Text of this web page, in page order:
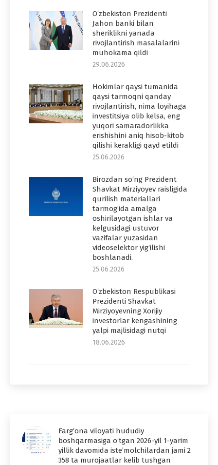
Oʻzbekiston Prezidenti
Jahon banki bilan
sheriklikni yanada
rivojlantirish masalalarini
muhokama qildi
29.06.2026
Hokimlar qaysi tumanida
qaysi tarmoqni qanday
rivojlantirish, nima loyihaga
investitsiya olib kelsa, eng
yuqori samaradorlikka
erishishini aniq hisob-kitob
qilishi kerakligi qayd etildi
25.06.2026
Birozdan so‘ng Prezident
Shavkat Mirziyoyev raisligida
qurilish materiallari
tarmog‘ida amalga
oshirilayotgan ishlar va
kelgusidagi ustuvor
vazifalar yuzasidan
videoselektor yig‘ilishi
boshlanadi.
25.06.2026
O‘zbekiston Respublikasi
Prezidenti Shavkat
Mirziyoyevning Xorijiy
investorlar kengashining
yalpi majlisidagi nutqi
18.06.2026
Farg‘ona viloyati hududiy
boshqarmasiga o‘tgan 2026-yil 1-yarim
yillik davomida iste’molchilardan jami 2
358 ta murojaatlar kelib tushgan